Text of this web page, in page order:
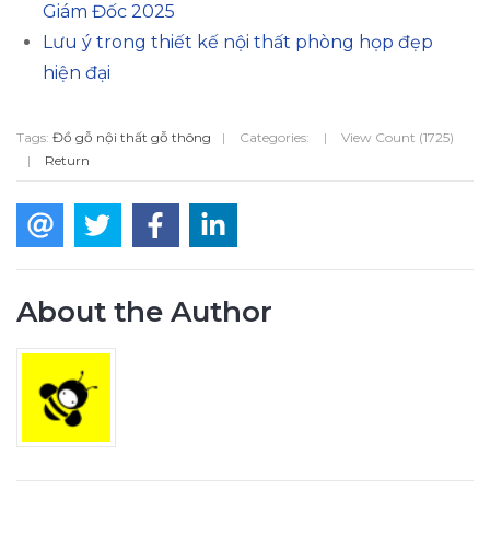
Giám Đốc 2025
Lưu ý trong thiết kế nội thất phòng họp đẹp
hiện đại
Tags: Đồ gỗ nội thất gỗ thông | Categories: |
View Count (1725)
|
Return
About the Author